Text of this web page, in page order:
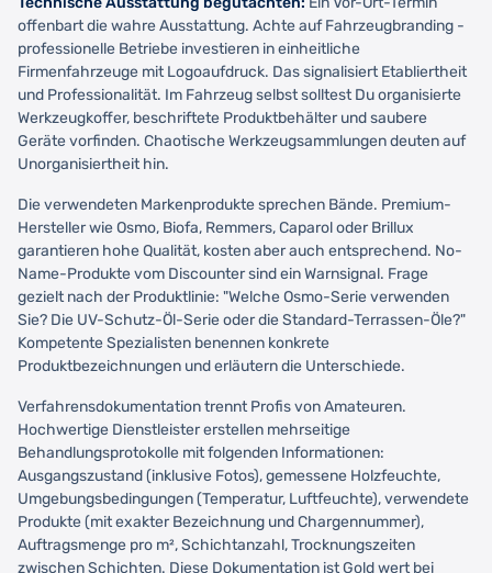
offenbart die wahre Ausstattung. Achte auf Fahrzeugbranding -
professionelle Betriebe investieren in einheitliche
Firmenfahrzeuge mit Logoaufdruck. Das signalisiert Etabliertheit
und Professionalität. Im Fahrzeug selbst solltest Du organisierte
Werkzeugkoffer, beschriftete Produktbehälter und saubere
Geräte vorfinden. Chaotische Werkzeugsammlungen deuten auf
Unorganisiertheit hin.
Die verwendeten Markenprodukte sprechen Bände. Premium-
Hersteller wie Osmo, Biofa, Remmers, Caparol oder Brillux
garantieren hohe Qualität, kosten aber auch entsprechend. No-
Name-Produkte vom Discounter sind ein Warnsignal. Frage
gezielt nach der Produktlinie: "Welche Osmo-Serie verwenden
Sie? Die UV-Schutz-Öl-Serie oder die Standard-Terrassen-Öle?"
Kompetente Spezialisten benennen konkrete
Produktbezeichnungen und erläutern die Unterschiede.
Verfahrensdokumentation trennt Profis von Amateuren.
Hochwertige Dienstleister erstellen mehrseitige
Behandlungsprotokolle mit folgenden Informationen:
Ausgangszustand (inklusive Fotos), gemessene Holzfeuchte,
Umgebungsbedingungen (Temperatur, Luftfeuchte), verwendete
Produkte (mit exakter Bezeichnung und Chargennummer),
Auftragsmenge pro m², Schichtanzahl, Trocknungszeiten
zwischen Schichten. Diese Dokumentation ist Gold wert bei